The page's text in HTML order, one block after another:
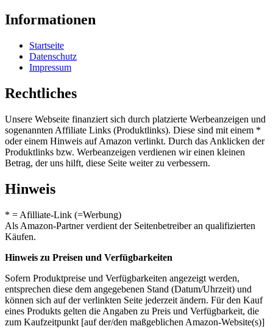
Informationen
Startseite
Datenschutz
Impressum
Rechtliches
Unsere Webseite finanziert sich durch platzierte Werbeanzeigen und
sogenannten Affiliate Links (Produktlinks). Diese sind mit einem *
oder einem Hinweis auf Amazon verlinkt. Durch das Anklicken der
Produktlinks bzw. Werbeanzeigen verdienen wir einen kleinen
Betrag, der uns hilft, diese Seite weiter zu verbessern.
Hinweis
* = Afilliate-Link (=Werbung)
Als Amazon-Partner verdient der Seitenbetreiber an qualifizierten
Käufen.
Hinweis zu Preisen und Verfügbarkeiten
Sofern Produktpreise und Verfügbarkeiten angezeigt werden,
entsprechen diese dem angegebenen Stand (Datum/Uhrzeit) und
können sich auf der verlinkten Seite jederzeit ändern. Für den Kauf
eines Produkts gelten die Angaben zu Preis und Verfügbarkeit, die
zum Kaufzeitpunkt [auf der/den maßgeblichen Amazon-Website(s)]